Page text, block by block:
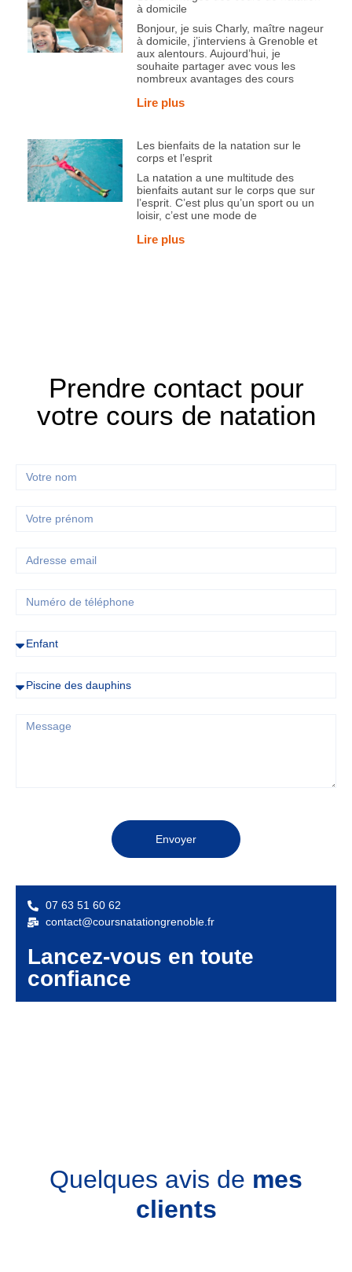
à domicile
Bonjour, je suis Charly, maître nageur
à domicile, j’interviens à Grenoble et
aux alentours. Aujourd’hui, je
souhaite partager avec vous les
nombreux avantages des cours
Lire plus
Les bienfaits de la natation sur le
corps et l’esprit
La natation a une multitude des
bienfaits autant sur le corps que sur
l’esprit. C’est plus qu’un sport ou un
loisir, c’est une mode de
Lire plus
Prendre contact pour
votre cours de natation
Envoyer
07 63 51 60 62
contact@coursnatationgrenoble.fr
Lancez-vous en toute
confiance
Quelques avis de mes
clients